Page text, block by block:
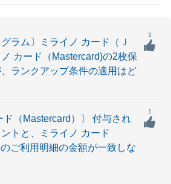
グラム〕ミライノ カード（Ｊ
カード（Mastercard)の2枚保
ランクアップ条件の適用はど
3
ド（Mastercard）〕 付与され
トと、ミライノ カード
のご利用明細の金額が一致しな
1